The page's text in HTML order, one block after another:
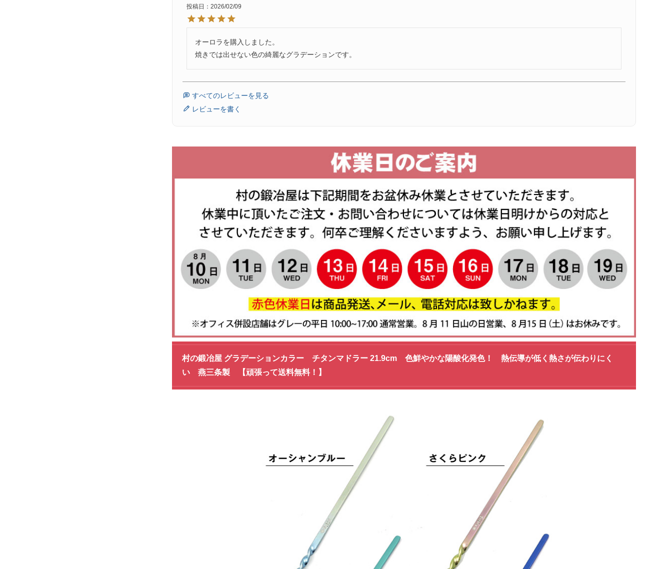
投稿日
2026/02/09
オーロラを購入しました。
焼きでは出せない色の綺麗なグラデーションです。
すべてのレビューを見る
レビューを書く
村の鍛冶屋 グラデーションカラー チタンマドラー 21.9cm 色鮮やかな陽酸化発色！ 熱伝導が低く熱さが伝わりにく
い 燕三条製 【頑張って送料無料！】